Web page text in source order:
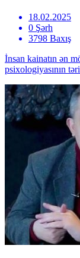
18.02.2025
0 Şərh
3798 Baxış
İnsan kainatın ən
psixologiyasının